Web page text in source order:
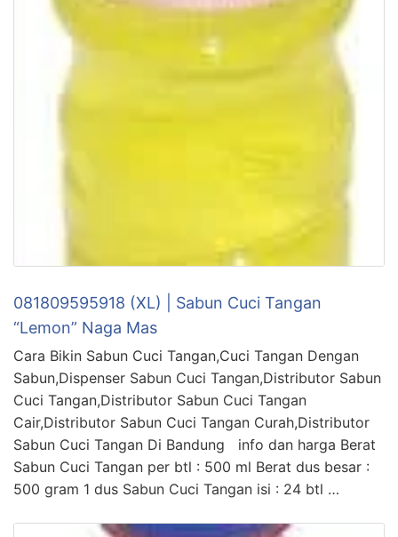
081809595918 (XL) | Sabun Cuci Tangan
“Lemon” Naga Mas
Cara Bikin Sabun Cuci Tangan,Cuci Tangan Dengan
Sabun,Dispenser Sabun Cuci Tangan,Distributor Sabun
Cuci Tangan,Distributor Sabun Cuci Tangan
Cair,Distributor Sabun Cuci Tangan Curah,Distributor
Sabun Cuci Tangan Di Bandung info dan harga Berat
Sabun Cuci Tangan per btl : 500 ml Berat dus besar :
500 gram 1 dus Sabun Cuci Tangan isi : 24 btl …